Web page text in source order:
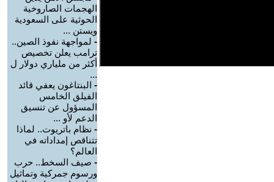
الهجمات الصاروخية
الحوثية على السعودية
ويستن ...
- لمواجهة نفوذ الصين..
ترامب يعلن تخصيص
أكثر من ملياري دولار ل
...
- البنتاغون يعفي قائد
الفيلق الخامس
المسؤول عن تنسيق
الدعم لأو ...
- نظام باتريوت.. لماذا
تتناقص إمداداته في
العالم؟
- صيف السخط.. حرب
ورسوم جمركية وتماثيل